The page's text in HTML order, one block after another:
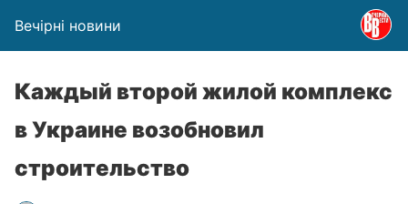
Вечірні новини
Каждый второй жилой комплекс
в Украине возобновил
строительство